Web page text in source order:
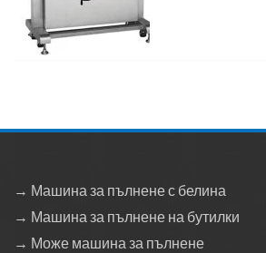
→ Машина за пълнене с белина
→ Машина за пълнене на бутилки
→ Може машина за пълнене